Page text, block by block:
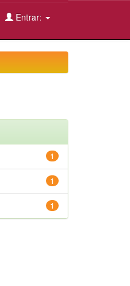
Entrar:
1
1
1